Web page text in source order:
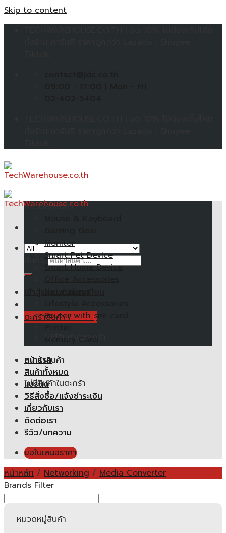
Skip to content
ตะกร้าสินค้า /0.00฿
ไม่มีสินค้าในตะกร้า
ตะกร้าสินค้า
ไม่มีสินค้าในตะกร้า
หมวดหมู่สินค้า
Monitor
Smart Pet Device
Smart Home Device
Router with sim card
Memory Card
หน้าแรก
สินค้าทั้งหมด
แบรนด์
วิธีสั่งซื้อ/แจ้งชำระเงิน
เกี่ยวกับเรา
ติดต่อเรา
รีวิว/บทความ
ขอใบเสนอราคา
หน้าหลัก / Networking / Media Converter
Brands Filter
หมวดหมู่สินค้า